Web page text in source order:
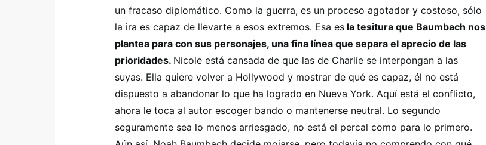
un fracaso diplomático. Como la guerra, es un proceso agotador y costoso, sólo
la ira es capaz de llevarte a esos extremos. Esa es la tesitura que Baumbach nos
plantea para con sus personajes, una fina línea que separa el aprecio de las
prioridades. Nicole está cansada de que las de Charlie se interpongan a las
suyas. Ella quiere volver a Hollywood y mostrar de qué es capaz, él no está
dispuesto a abandonar lo que ha logrado en Nueva York. Aquí está el conflicto,
ahora le toca al autor escoger bando o mantenerse neutral. Lo segundo
seguramente sea lo menos arriesgado, no está el percal como para lo primero.